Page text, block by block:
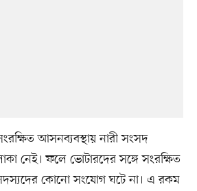
আসনব্যবস্থায় নারী সংসদ
নেই। ফলে ভোটারদের সঙ্গে সংরক্ষিত
কোনো সংযোগ ঘটে না। এ রকম